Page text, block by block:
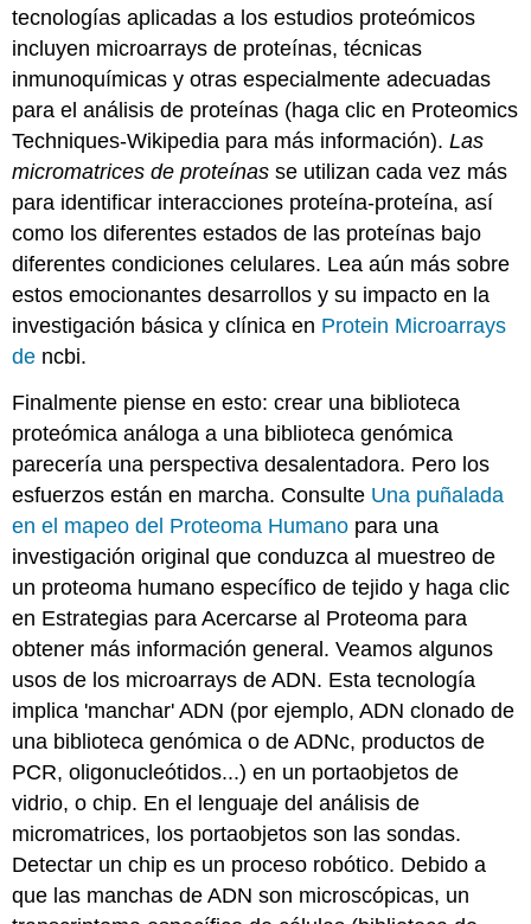
tecnologías aplicadas a los estudios proteómicos
incluyen microarrays de proteínas, técnicas
inmunoquímicas y otras especialmente adecuadas
para el análisis de proteínas (haga clic en Proteomics
Techniques-Wikipedia para más información).Las
micromatrices de proteínas se utilizan cada vez más
para identificar interacciones proteína-proteína, así
como los diferentes estados de las proteínas bajo
diferentes condiciones celulares. Lea aún más sobre
estos emocionantes desarrollos y su impacto en la
investigación básica y clínica en Protein Microarrays
de ncbi.
Finalmente piense en esto: crear una biblioteca
proteómica análoga a una biblioteca genómica
parecería una perspectiva desalentadora. Pero los
esfuerzos están en marcha. Consulte Una puñalada
en el mapeo del Proteoma Humano para una
investigación original que conduzca al muestreo de
un proteoma humano específico de tejido y haga clic
en Estrategias para Acercarse al Proteoma para
obtener más información general. Veamos algunos
usos de los microarrays de ADN. Esta tecnología
implica 'manchar' ADN (por ejemplo, ADN clonado de
una biblioteca genómica o de ADNc, productos de
PCR, oligonucleótidos...) en un portaobjetos de
vidrio, o chip. En el lenguaje del análisis de
micromatrices, los portaobjetos son las sondas.
Detectar un chip es un proceso robótico. Debido a
que las manchas de ADN son microscópicas, un